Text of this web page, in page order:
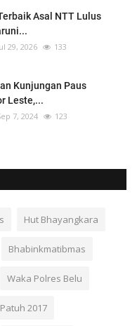
Asal NTT Lulus
29, 2026 133
Kunjungan Paus
Leste,...
7, 2024 123
Hut Bhayangkara
Bhabinkmatibmas
Waka Polres Belu
2017